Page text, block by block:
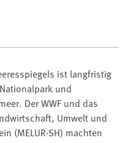
ist langfristig
und
Der WWF und das
Umwelt und
(MELUR-SH) machten